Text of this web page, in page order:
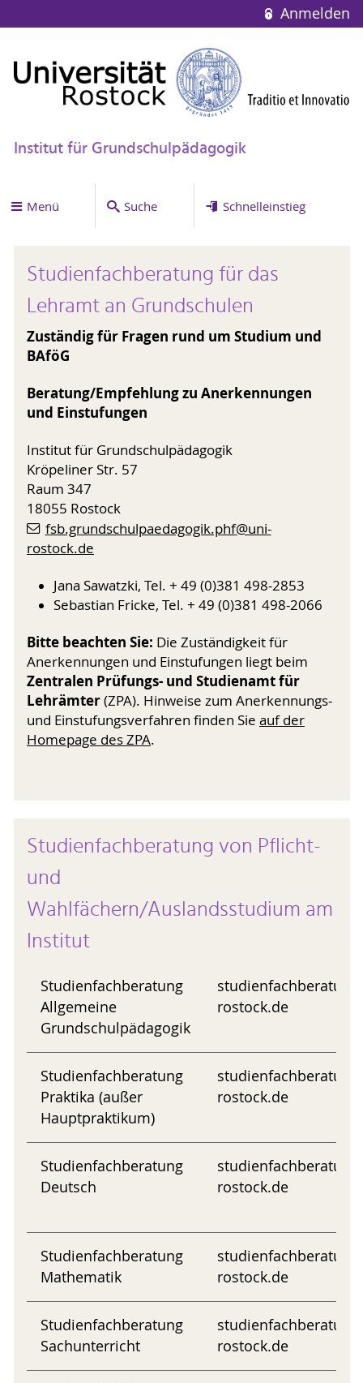
Anmelden
Institut für Grundschulpädagogik
Menü Suche Schnelleinstieg
Studienfachberatung für das
Lehramt an Grundschulen
Zuständig für Fragen rund um Studium und
BAföG
Beratung/Empfehlung zu Anerkennungen
und Einstufungen
Institut für Grundschulpädagogik
Kröpeliner Str. 57
Raum 347
18055 Rostock
fsb.grundschulpaedagogik.phf@uni-
rostock.de
Jana Sawatzki, Tel. + 49 (0)381 498-2853
Sebastian Fricke, Tel. + 49 (0)381 498-2066
Bitte beachten Sie: Die Zuständigkeit für
Anerkennungen und Einstufungen liegt beim
Zentralen Prüfungs- und Studienamt für
Lehrämter(ZPA). Hinweise zum Anerkennungs-
und Einstufungsverfahren finden Sie auf der
Homepage des ZPA.
Studienfachberatung von Pflicht-
und
Wahlfächern/Auslandsstudium am
Institut
Studienfachberatung
Allgemeine
Grundschulpädagogik
rostock.de
Studienfachberatung
Praktika (außer
Hauptpraktikum)
rostock.de
Studienfachberatung
Deutsch
rostock.de
Studienfachberatung
Mathematik
rostock.de
Studienfachberatung
Sachunterricht
rostock.de